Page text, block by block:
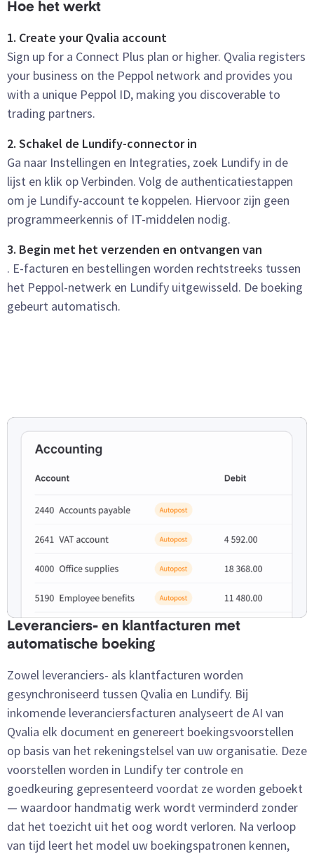
Hoe het werkt
1. Create your Qvalia account
Sign up for a Connect Plus plan or higher. Qvalia registers
your business on the Peppol network and provides you
with a unique Peppol ID, making you discoverable to
trading partners.
2. Schakel de Lundify-connector in
Ga naar Instellingen en Integraties, zoek Lundify in de
lijst en klik op Verbinden. Volg de authenticatiestappen
om je Lundify-account te koppelen. Hiervoor zijn geen
programmeerkennis of IT-middelen nodig.
3. Begin met het verzenden en ontvangen van
. E-facturen en bestellingen worden rechtstreeks tussen
het Peppol-netwerk en Lundify uitgewisseld. De boeking
gebeurt automatisch.
Leveranciers- en klantfacturen met
automatische boeking
Zowel leveranciers- als klantfacturen worden
gesynchroniseerd tussen Qvalia en Lundify. Bij
inkomende leveranciersfacturen analyseert de AI van
Qvalia elk document en genereert boekingsvoorstellen
op basis van het rekeningstelsel van uw organisatie. Deze
voorstellen worden in Lundify ter controle en
goedkeuring gepresenteerd voordat ze worden geboekt
— waardoor handmatig werk wordt verminderd zonder
dat het toezicht uit het oog wordt verloren. Na verloop
van tijd leert het model uw boekingspatronen kennen,